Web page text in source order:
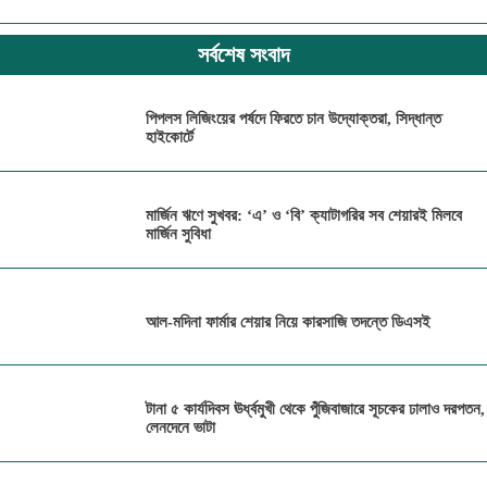
সর্বশেষ সংবাদ
পিপলস লিজিংয়ের পর্ষদে ফিরতে চান উদ্যোক্তরা, সিদ্ধান্ত
হাইকোর্টে
মার্জিন ঋণে সুখবর: ‘এ’ ও ‘বি’ ক্যাটাগরির সব শেয়ারই মিলবে
মার্জিন সুবিধা
আল-মদিনা ফার্মার শেয়ার নিয়ে কারসাজি তদন্তে ডিএসই
টানা ৫ কার্যদিবস ঊর্ধ্বমুখী থেকে পুঁজিবাজারে সূচকের ঢালাও দরপতন,
লেনদেনে ভাটা